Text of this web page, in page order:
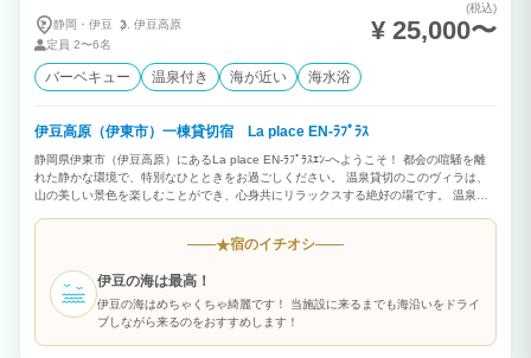
静岡・伊豆
伊豆高原
定員 2〜6名
(税込)
¥ 25,000〜
バーベキュー 温泉付き 海が近い 海水浴
伊豆高原（伊東市）一棟貸切宿 La place EN-ﾗﾌﾟﾗｽ
静岡県伊東市（伊豆高原）にあるLa place EN-ﾗﾌﾟﾗｽｴﾝ-へようこそ！ 都会の喧騒を離
れた静かな環境で、特別なひとときをお過ごしください。 温泉貸切のこのヴィラは、
山の美しい景色を楽しむことができ、心身共にリラックスする絶好の場です。 温泉で
の最低宿泊人数は2名様から、最大6名様までご利用可能です。 ・全館禁煙のため、快
ご入浴頂けます！ ・洗濯機・乾燥機完備 ・駐車場 2台分スペース有（無料/予約不
要） 【家電設備】 ・電子レンジ・オーブンレンジ・炊飯器・トースター・冷蔵庫・電
子ケトル・洗濯機・乾燥機・ヘアードライヤー・ヘアーアイロン・IHクッキングヒータ
ー・BBQコンロ貸出有 その他、調理器具・食器類はご自由にお使い頂けます！
★宿のイチオシ
伊豆の海は最高！
伊豆の海はめちゃくちゃ綺麗です！ 当施設に来るまでも海沿いをドライ
ブしながら来るのをおすすめします！